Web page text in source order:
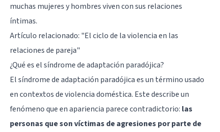
muchas mujeres y hombres viven con sus relaciones
íntimas.
Artículo relacionado: "El ciclo de la violencia en las
relaciones de pareja"
¿Qué es el síndrome de adaptación paradójica?
El síndrome de adaptación paradójica es un término usado
en contextos de violencia doméstica. Este describe un
fenómeno que en apariencia parece contradictorio: las
personas que son víctimas de agresiones por parte de